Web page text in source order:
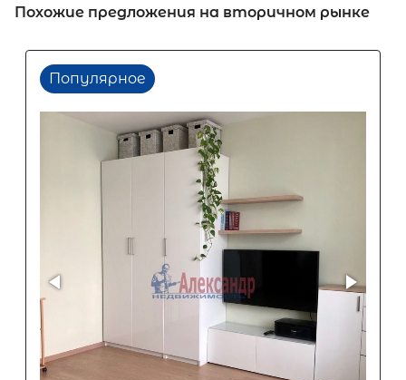
Похожие предложения на вторичном рынке
Популярное